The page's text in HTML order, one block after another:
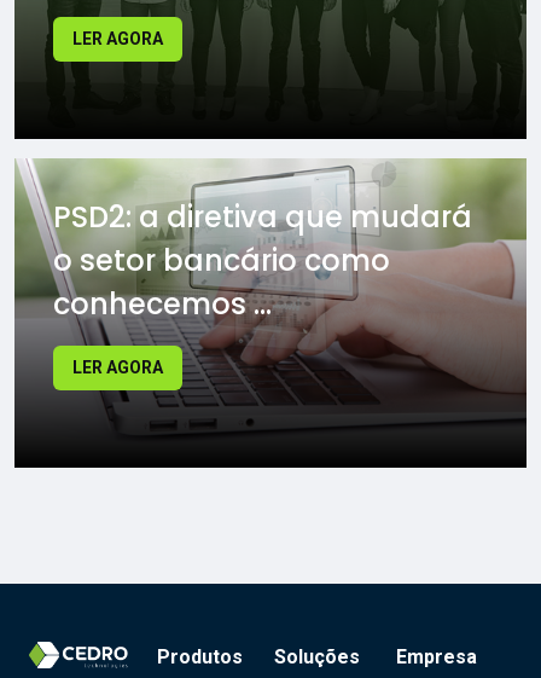
LER AGORA
PSD2: a diretiva que mudará
o setor bancário como
conhecemos ...
LER AGORA
Produtos Soluções Empresa